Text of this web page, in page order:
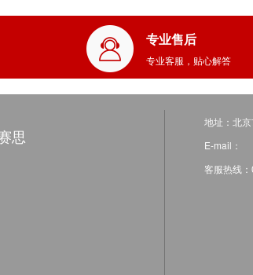
专业售后
专业客服，贴心解答
思
地址：北
E-mail：
客服热线